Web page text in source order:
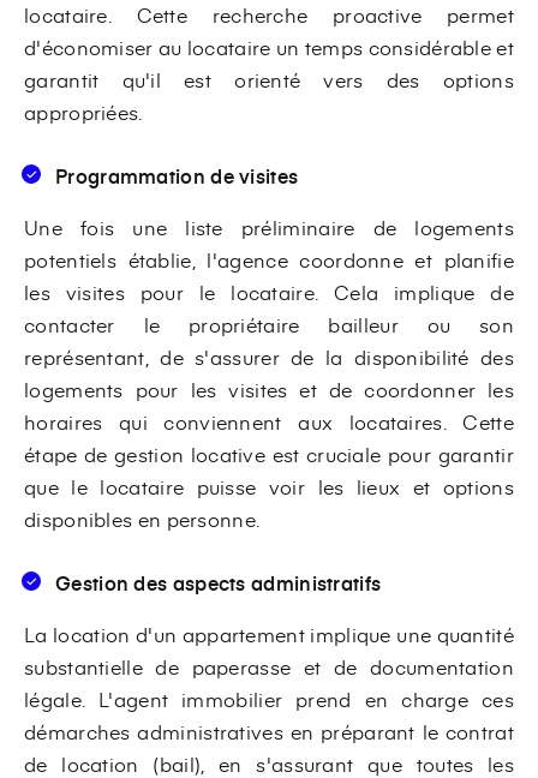
locataire. Cette recherche proactive permet
d'économiser au locataire un temps considérable et
garantit qu'il est orienté vers des options
appropriées.
Programmation de visites
Une fois une liste préliminaire de logements
potentiels établie, l'agence coordonne et planifie
les visites pour le locataire. Cela implique de
contacter le propriétaire bailleur ou son
représentant, de s'assurer de la disponibilité des
logements pour les visites et de coordonner les
horaires qui conviennent aux locataires. Cette
étape de gestion locative est cruciale pour garantir
que le locataire puisse voir les lieux et options
disponibles en personne.
Gestion des aspects administratifs
La location d'un appartement implique une quantité
substantielle de paperasse et de documentation
légale. L'agent immobilier prend en charge ces
démarches administratives en préparant le contrat
de location (bail), en s'assurant que toutes les